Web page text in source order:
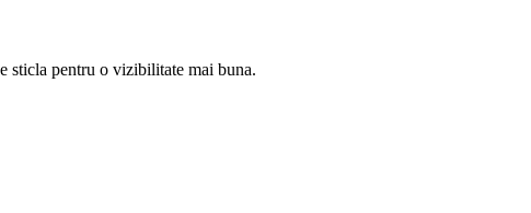
sticla pentru o vizibilitate mai buna.